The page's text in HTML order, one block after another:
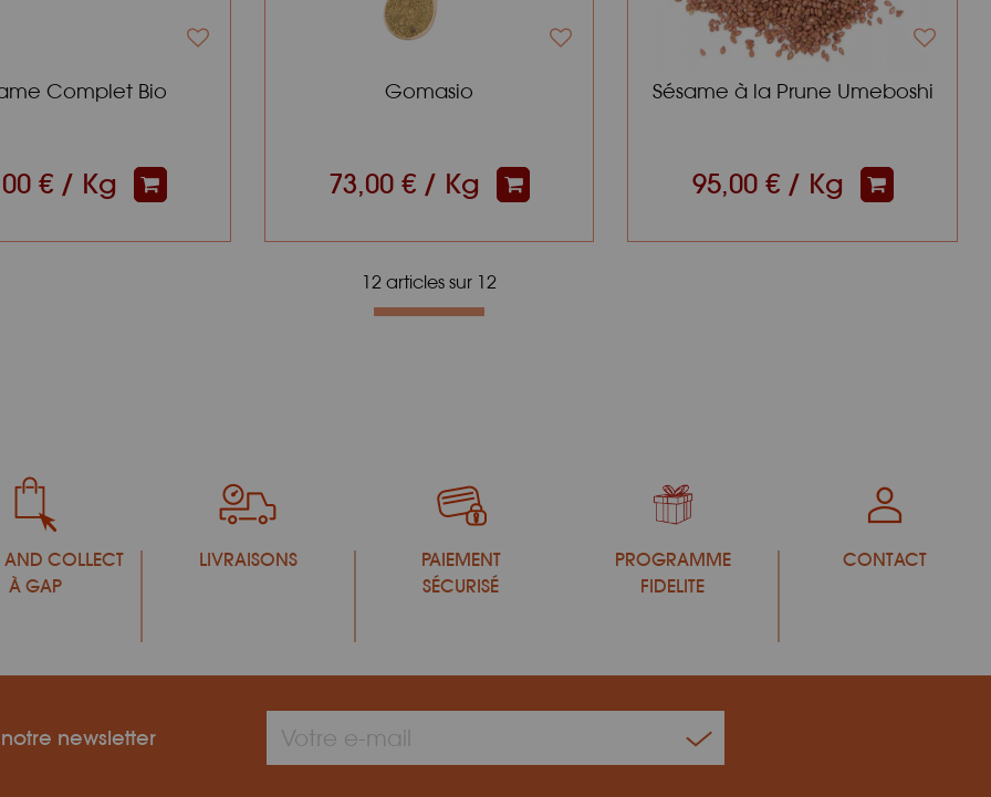
Complet Bio
€ / Kg
Gomasio
73,00 € / Kg
Sésame à la Prune Umeboshi
95,00 € / Kg
12 articles sur 12
COLLECT
À GAP
LIVRAISONS
PAIEMENT
SÉCURISÉ
PROGRAMME
FIDELITE
CONTACT
newsletter